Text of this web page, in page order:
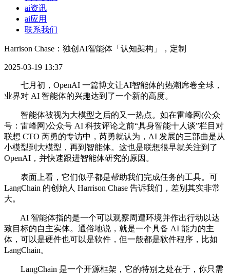
ai资讯
ai应用
联系我们
Harrison Chase：独创AI智能体「认知架构」，定制
2025-03-19 13:37
七月初，OpenAI 一篇博文让AI智能体的热潮席卷全球，
业界对 AI 智能体的兴趣达到了一个新的高度。
智能体被视为大模型之后的又一热点。如在雷峰网(公众
号：雷峰网)公众号 AI 科技评论之前“具身智能十人谈”栏目对
联想 CTO 芮勇的专访中，芮勇就认为，AI 发展的三部曲是从
小模型到大模型，再到智能体。这也是联想很早就关注到了
OpenAI，并快速跟进智能体研究的原因。
表面上看，它们似乎都是帮助我们完成任务的工具。可
LangChain 的创始人 Harrison Chase 告诉我们，差别其实非常
大。
AI 智能体指的是一个可以观察周遭环境并作出行动以达
致目标的自主实体。通俗地说，就是一个具备 AI 能力的主
体，可以是硬件也可以是软件，但一般都是软件程序，比如
LangChain。
LangChain 是一个开源框架，它的特别之处在于，你只需